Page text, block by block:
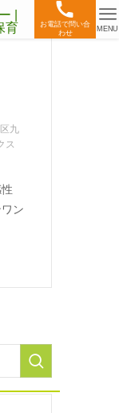
お電話で問い合
わせ
MENU
九
ス
ン